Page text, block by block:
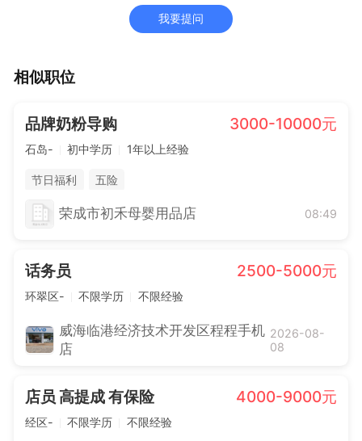
我要提问
相似职位
品牌奶粉导购 3000-10000元
石岛- 初中学历 1年以上经验
节日福利 五险
荣成市初禾母婴用品店 08:49
话务员 2500-5000元
环翠区- 不限学历 不限经验
威海临港经济技术开发区程程手机
店
2026-08-
08
店员 高提成 有保险 4000-9000元
经区- 不限学历 不限经验